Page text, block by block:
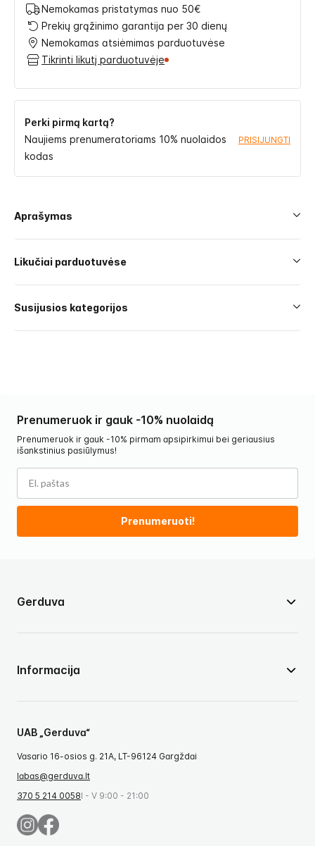
Nemokamas pristatymas nuo 50€
Prekių grąžinimo garantija per 30 dienų
Nemokamas atsiėmimas parduotuvėse
Tikrinti likutį parduotuvėje
Perki pirmą kartą?
Naujiems prenumeratoriams 10% nuolaidos
kodas
PRISIJUNGTI
Aprašymas
Likučiai parduotuvėse
Susijusios kategorijos
UAB „Gerduva“
Vasario 16-osios g. 21A, LT-96124 Gargždai
labas@gerduva.lt
370 5 214 0058I - V 9:00 - 21:00
Gerduva
Informacija
Prenumeruok ir gauk -10% nuolaidą
Prenumeruok ir gauk -10% pirmam apsipirkimui bei geriausius
išankstinius pasiūlymus!
Prenumeruoti!